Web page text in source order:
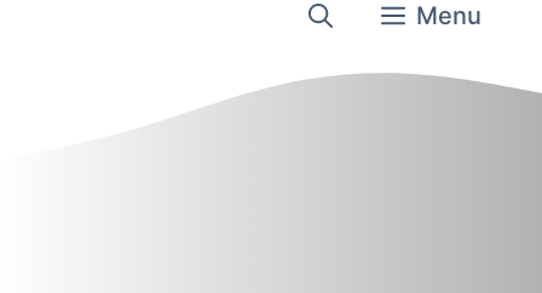
Menu